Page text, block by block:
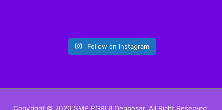
Follow on Instagram
Copyright © 2020 SMP PGRI 8 Denpasar. All Right Reserved.